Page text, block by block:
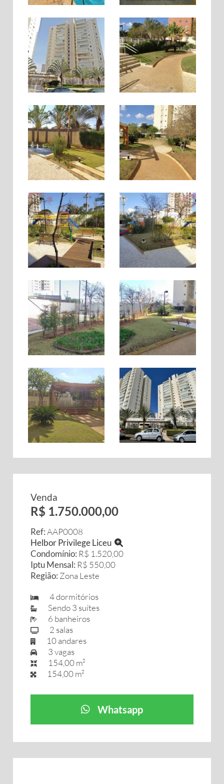
Venda
R$ 1.750.000,00
Ref:AAP0008
Helbor Privilege Liceu
Condomínio: R$ 1.520,00
Iptu Mensal: R$ 550,00
Região: Zona Leste
4 dormitórios
Sendo 3 suítes
6 banheiros
2 salas
10 andares
3 vagas
154,00 m²
154,00 m²
Whatsapp